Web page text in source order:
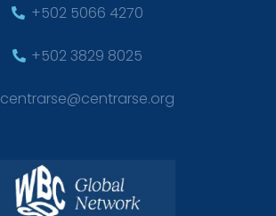
+502 5066 4270
+502 3829 8025
centrarse@centrarse.org